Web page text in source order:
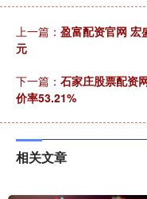
上一篇： 盈富配资官网 宏
元
下一篇： 石家庄股票配资
价率53.21%
相关文章